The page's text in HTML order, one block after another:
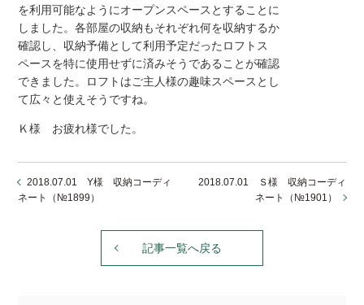
を利用可能なようにオープンスペースとすることに
しました。各部屋の収納もそれぞれ何を収納するか
確認し、収納予備として利用予定だったロフトス
ペースを特に使用せずに済みそうであることが確認
できました。ロフトはご主人様の趣味スペースとし
て広々と使えそうですね。
Ｋ様 お疲れ様でした。
2018.07.01 Y様 収納コーディ
ネート（№1899）
2018.07.01 Ｓ様 収納コーディ
ネート（№1901）
記事一覧へ戻る